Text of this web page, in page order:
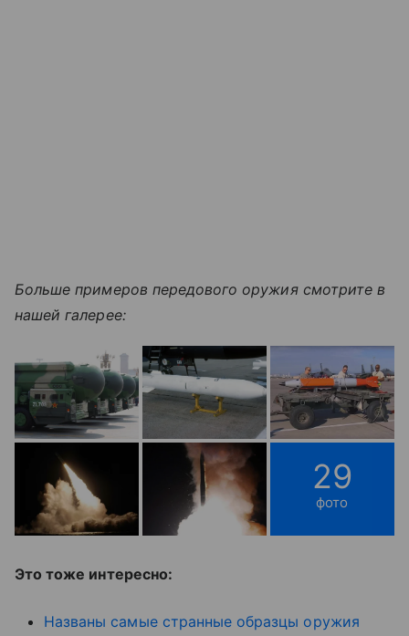
Больше примеров передового оружия смотрите в
нашей галерее:
29
фото
Это тоже интересно:
Названы самые странные образцы оружия